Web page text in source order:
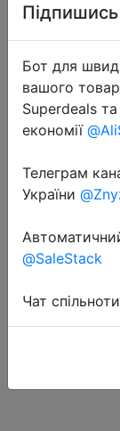
EDC
Camping
lighting
Бот для
вашого
Superdeals та
економії
Телеграм
України
@SaleStack
Чат